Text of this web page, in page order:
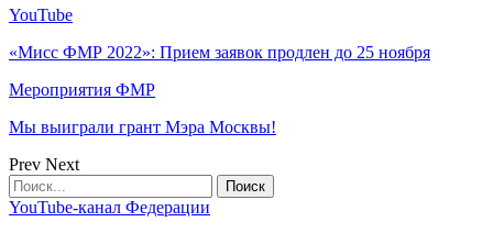
YouTube
«Мисс ФМР 2022»: Прием заявок продлен до 25 ноября
Мероприятия ФМР
Мы выиграли грант Мэра Москвы!
Prev Next
YouTube-канал Федерации